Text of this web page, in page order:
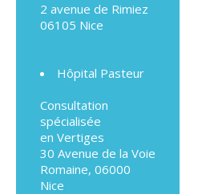
2 avenue de Rimiez
06105 Nice
Hôpital Pasteur
Consultation
spécialisée
en Vertiges
30 Avenue de la Voie
Romaine, 06000
Nice